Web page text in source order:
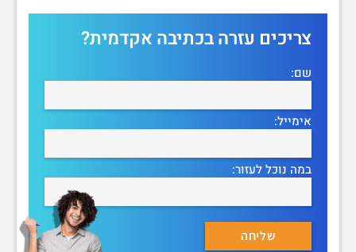
צריכים עזרה בכתיבה אקדמית?
שם:
אימייל:
במה נוכל לעזור: